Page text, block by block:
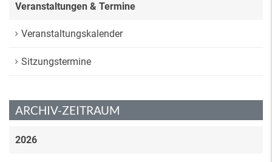
Veranstaltungen & Termine
Veranstaltungskalender
Sitzungstermine
ARCHIV-ZEITRAUM
2026